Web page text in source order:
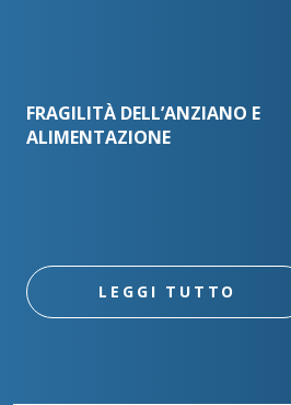
FRAGILITÀ DELL’ANZIANO E
ALIMENTAZIONE
LEGGI TUTTO